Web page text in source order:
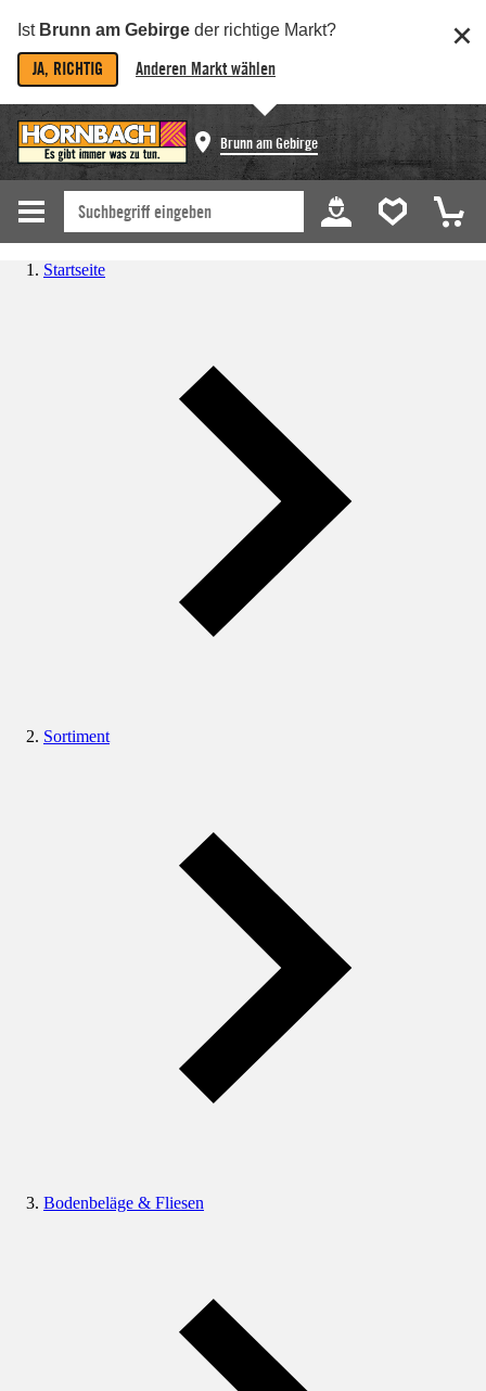
Ist Brunn am Gebirge der richtige Markt?
JA, RICHTIG Anderen Markt wählen
Brunn am Gebirge
Startseite
Sortiment
Bodenbeläge & Fliesen